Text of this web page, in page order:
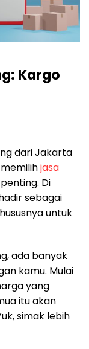
Kargo
dari Jakarta
jasa
Di
sebagai
untuk
ada banyak
kamu. Mulai
yang
itu akan
simak lebih